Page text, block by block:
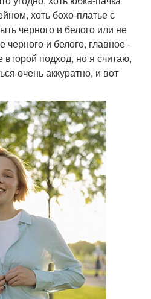
хоть бохо-платье с
черного и белого или не
черного и белого, главное -
подход, но я считаю,
очень аккуратно, и вот